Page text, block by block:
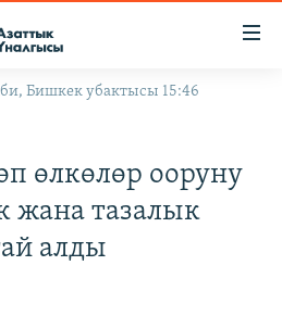
Бишкек убактысы 15:46
өлкөлөр ооруну
жана тазалык
алды